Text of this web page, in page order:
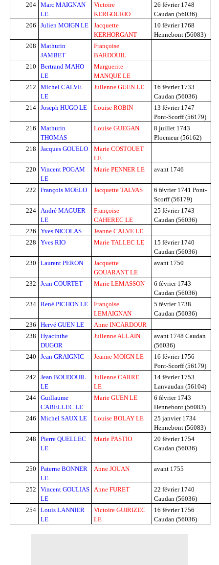
204 Marc MAIGNAN
LE
Victoire
KERGOURIO
26 février 1748
Caudan (56036)
206
Julien MOIGN LE
Jacquette
KERHORGANT
10 février 1768
Hennebont (56083)
208
Mathurin
JAMBET
Françoise
BARDOUIL
210
Bertrand MAHO
LE
Marguerite
MANQUE LE
212
Michel CALVE
LE
Julienne GUEN LE
16 février 1733
Caudan (56036)
214 Joseph HUGO LE Louise ROBIN
13 février 1747
Pont-Scorff (56179)
216
Mathurin
THOMAS
Louise GUEGAN
8 juillet 1743
Ploemeur (56162)
218
Jacques GOUELO
Marie COSTOUET
LE
220
Vincent POGAM
LE
Marie PENNER LE avant 1746
222 François MOELO Jacquette TALVAS 6 février 1741 Pont-
Scorff (56179)
224
André MAGUER
LE
Françoise
CAHEREC LE
25 février 1743
Caudan (56036)
226
Yves NICOLAS
Jeanne CALVE LE
228
Yves RIO Marie TALLEC LE
15 février 1740
Caudan (56036)
230
Laurent PERON
Jacquette
GOUARANT LE
avant 1750
232 Jean COURTET Marie LEMASSON
6 février 1743
Caudan (56036)
234 René PICHON LE
Françoise
LEMAIGNAN
5 février 1738
Caudan (56036)
236
Hervé GUEN LE
Anne INCARDOUR
238
Hyacinthe
DUGOR
Julienne ALLAIN avant 1748 Caudan
(56036)
240
Jean GRAIGNIC Jeanne MOIGN LE
16 février 1756
Pont-Scorff (56179)
242
Jean BOUDOUIL
LE
Julienne CARRE
LE
14 février 1753
Lanvaudan (56104)
244 Guillaume
CABELLEC LE
Marie GUEN LE
6 février 1743
Hennebont (56083)
246
Michel SAUX LE Louise BOLAY LE
25 janvier 1734
Hennebont (56083)
248
Pierre QUELLEC
LE
Marie PASTIO
20 février 1754
Caudan (56036)
250
Paterne BONNER
LE
Anne JOUAN avant 1755
252
Vincent GOULIAS
LE
Anne FURET
22 février 1740
Caudan (56036)
254 Louis LANNIER
LE
Victoire GUIRIZEC
LE
16 février 1756
Caudan (56036)